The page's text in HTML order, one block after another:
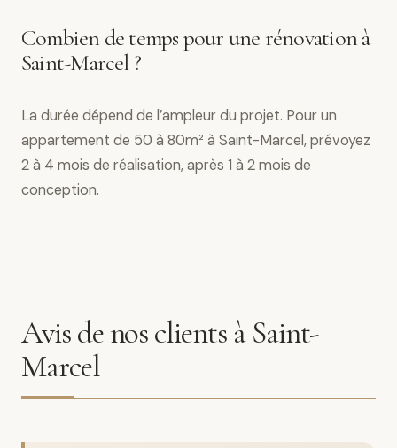
Combien de temps pour une rénovation à
Saint-Marcel ?
La durée dépend de l’ampleur du projet. Pour un
appartement de 50 à 80m² à Saint-Marcel, prévoyez
2 à 4 mois de réalisation, après 1 à 2 mois de
conception.
Avis de nos clients à Saint-
Marcel